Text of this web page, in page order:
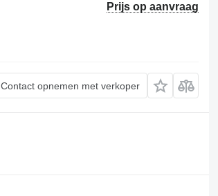
Prijs op aanvraag
Contact opnemen met verkoper